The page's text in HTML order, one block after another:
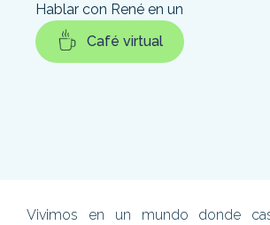
Hablar con René en un
Café virtual
Vivimos en un mundo donde